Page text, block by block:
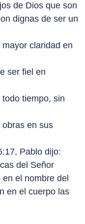
de Dios que son
dignas de ser un
claridad en
ser fiel en
tiempo, sin
en sus
Pablo dijo:
del Señor
el nombre del
en el cuerpo las